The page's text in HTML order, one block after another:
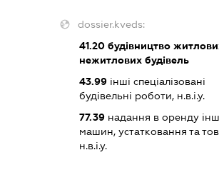
dossier.kveds:
41.20 будівництво
нежитлових будівель
43.99 інші спеціалізовані
будівельні роботи, н.в.і.у.
77.39 надання в оренду
машин, устатковання та
н.в.і.у.